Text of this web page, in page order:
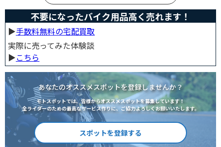
不要になったバイク用品高く売れます！
▶︎手数料無料の宅配買取
実際に売ってみた体験談
▶︎こちら
あなたのオススメスポットを登録しませんか？
モトスポットでは、皆様からオススメスポットを募集しています！
全ライダーのための最高なサービス作りに、ご協力よろしくお願いいたします。
スポットを登録する